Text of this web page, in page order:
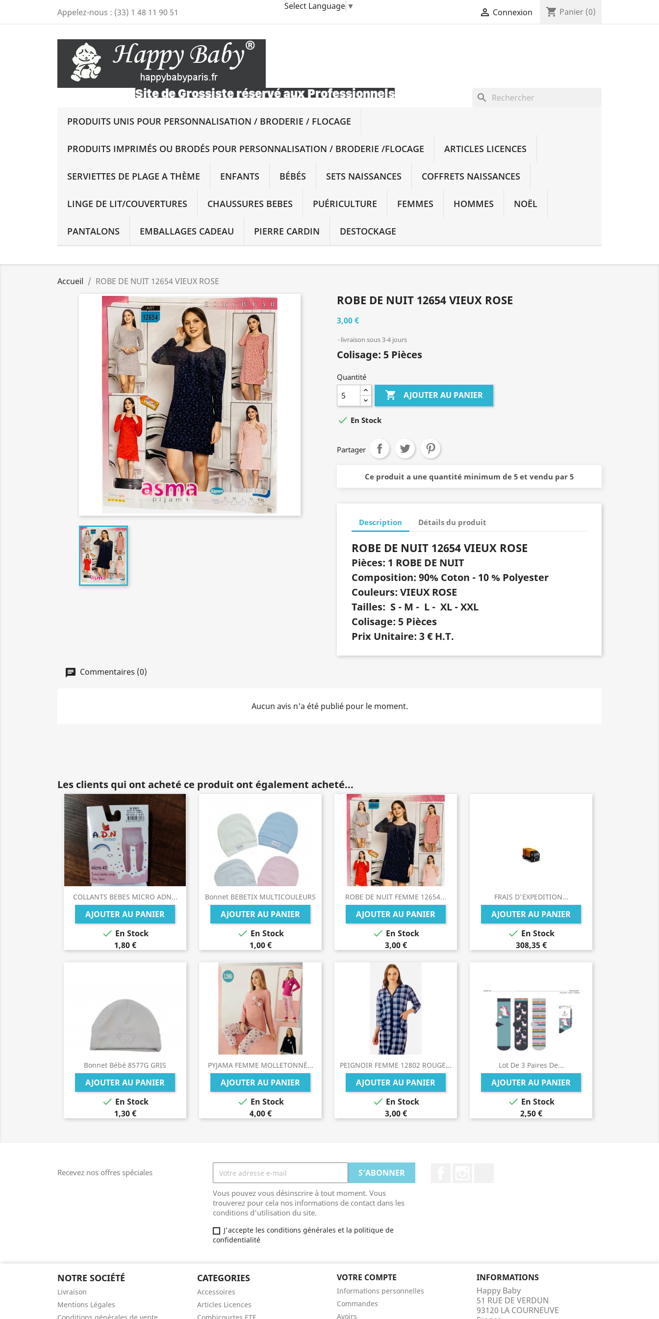
Select Language ▼
Appelez-nous : (33) 1 48 11 90 51  Connexion shopping_cart Panier (0)
search
PRODUITS UNIS POUR PERSONNALISATION / BRODERIE / FLOCAGE
PRODUITS IMPRIMÉS OU BRODÉS POUR PERSONNALISATION / BRODERIE /FLOCAGE ARTICLES LICENCES
SERVIETTES DE PLAGE A THÈME ENFANTS BÉBÉS SETS NAISSANCES COFFRETS NAISSANCES
LINGE DE LIT/COUVERTURES CHAUSSURES BEBES PUÉRICULTURE FEMMES HOMMES NOËL
PANTALONS EMBALLAGES CADEAU PIERRE CARDIN DESTOCKAGE
Accueil ROBE DE NUIT 12654 VIEUX ROSE
ROBE DE NUIT 12654 VIEUX ROSE
3,00 €
livraison sous 3-4 jours
Colisage: 5 Pièces
Quantité
 AJOUTER AU PANIER
 En Stock
Partager
Ce produit a une quantité minimum de 5 et vendu par 5
Description Détails du produit
ROBE DE NUIT 12654 VIEUX ROSE
Pièces: 1 ROBE DE NUIT
Composition: 90% Coton - 10 % Polyester
Couleurs: VIEUX ROSE
Tailles: S - M - L - XL - XXL
Colisage: 5 Pièces
Prix Unitaire: 3 € H.T.
Commentaires (0)
Aucun avis n'a été publié pour le moment.
Les clients qui ont acheté ce produit ont également acheté...
COLLANTS BEBES MICRO ADN...
AJOUTER AU PANIER
 En Stock
1,80 €
Bonnet BEBETIX MULTICOULEURS
AJOUTER AU PANIER
 En Stock
1,00 €
ROBE DE NUIT FEMME 12654...
AJOUTER AU PANIER
 En Stock
3,00 €
FRAIS D'EXPEDITION...
AJOUTER AU PANIER
 En Stock
308,35 €
Bonnet Bébé 8577G GRIS
AJOUTER AU PANIER
 En Stock
1,30 €
PYJAMA FEMME MOLLETONNÉ...
AJOUTER AU PANIER
 En Stock
4,00 €
PEIGNOIR FEMME 12802 ROUGE...
AJOUTER AU PANIER
 En Stock
3,00 €
Lot De 3 Paires De...
AJOUTER AU PANIER
 En Stock
2,50 €
Recevez nos offres spéciales
Vous pouvez vous désinscrire à tout moment. Vous
trouverez pour cela nos informations de contact dans les
conditions d'utilisation du site.
J'accepte les conditions générales et la politique de
confidentialité
NOTRE SOCIÉTÉ
Livraison
Mentions Légales
CATEGORIES
Accessoires
Articles Licences
VOTRE COMPTE
Informations personnelles
Commandes
Avoirs
INFORMATIONS
Happy Baby
51 RUE DE VERDUN
93120 LA COURNEUVE